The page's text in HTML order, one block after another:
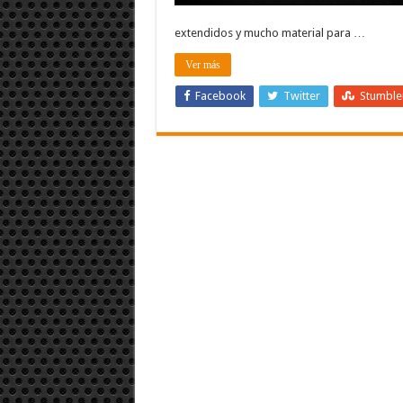
extendidos y mucho material para …
Ver más
Facebook Twitter